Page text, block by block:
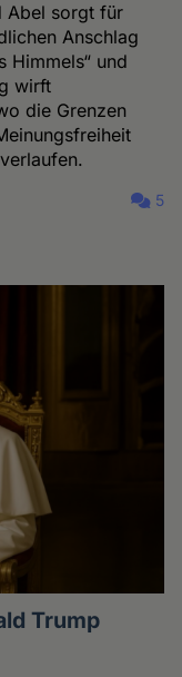
Abel sorgt für
Anschlag
Himmels“ und
wirft
die Grenzen
5
Trump